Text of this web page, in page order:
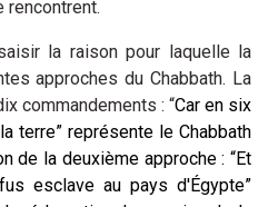
rencontrent.
la raison pour laquelle la
approches du Chabbath. La
commandements : “Car en six
terre” représente le Chabbath
de la deuxième approche : “Et
esclave au pays d'Égypte”